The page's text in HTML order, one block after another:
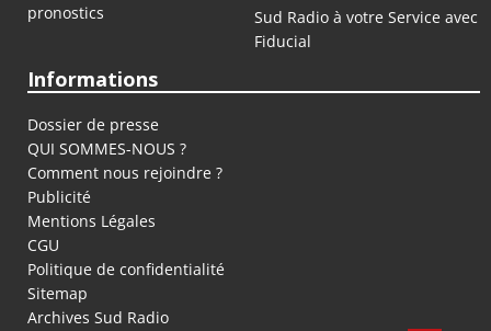
pronostics
Sud Radio à votre Service avec
Fiducial
Informations
Dossier de presse
QUI SOMMES-NOUS ?
Comment nous rejoindre ?
Publicité
Mentions Légales
CGU
Politique de confidentialité
Sitemap
Archives Sud Radio